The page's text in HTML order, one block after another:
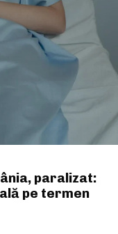
paralizat:
pe termen